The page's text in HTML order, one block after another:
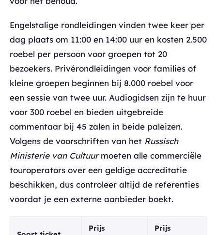
Engelstalige rondleidingen vinden twee keer per
dag plaats om 11:00 en 14:00 uur en kosten 2.500
roebel per persoon voor groepen tot 20
bezoekers. Privérondleidingen voor families of
kleine groepen beginnen bij 8.000 roebel voor
een sessie van twee uur. Audiogidsen zijn te huur
voor 300 roebel en bieden uitgebreide
commentaar bij 45 zalen in beide paleizen.
Volgens de voorschriften van het Russisch
Ministerie van Cultuurmoeten alle commerciële
touroperators over een geldige accreditatie
beschikken, dus controleer altijd de referenties
voordat je een externe aanbieder boekt.
Prijs Prijs